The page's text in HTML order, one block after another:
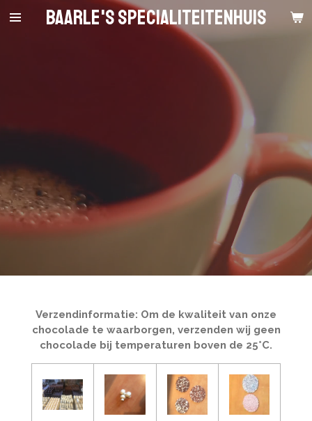
Ga
Baarle's Specialiteitenhuis
Verzendinformatie: Om de kwaliteit van onze
chocolade te waarborgen, verzenden wij geen
chocolade bij temperaturen boven de 25°C.